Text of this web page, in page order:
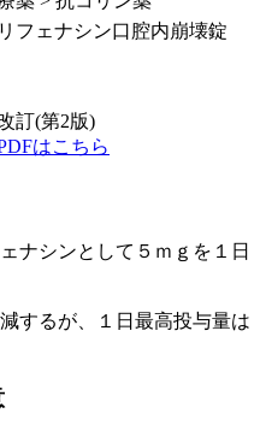
フェナシン口腔内崩壊錠
訂(第2版)
はこちら
ナシンとして５ｍｇを１日
するが、１日最高投与量は